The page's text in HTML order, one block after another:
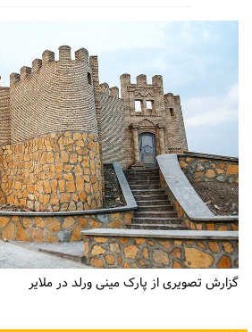
گزارش تصویری از پارک مینی ورلد در ملایر